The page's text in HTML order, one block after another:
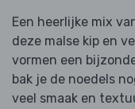
Een heerlijke mix
deze malse kip en
vormen een
bak je de noedels
veel smaak en